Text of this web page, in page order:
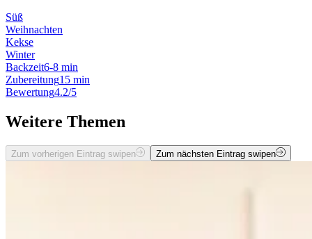
Süß
Weihnachten
Kekse
Winter
Backzeit6-8 min
Zubereitung15 min
Bewertung4.2/5
Weitere Themen
Zum vorherigen Eintrag swipen Zum nächsten Eintrag swipen